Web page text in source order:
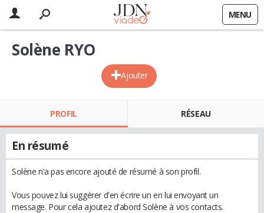
MENU
Ajouter
Solène RYO
PROFIL RÉSEAU
En résumé
Solène n'a pas encore ajouté de résumé à son profil.
Vous pouvez lui suggérer d'en écrire un en lui envoyant un
message. Pour cela ajoutez d'abord Solène à vos contacts.